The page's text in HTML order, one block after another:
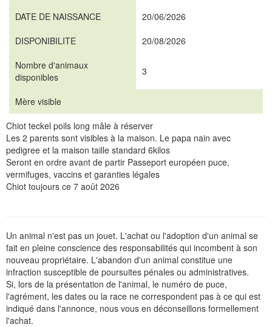
DATE DE NAISSANCE
20/06/2026
DISPONIBILITE
20/08/2026
Nombre d'animaux
disponibles
3
Mère visible
Chiot teckel poils long mâle à réserver
Les 2 parents sont visibles à la maison. Le papa nain avec
pedigree et la maison taille standard 6kilos
Seront en ordre avant de partir Passeport européen puce,
vermifuges, vaccins et garanties légales
Chiot toujours ce 7 août 2026
Un animal n'est pas un jouet. L'achat ou l'adoption d'un animal se
fait en pleine conscience des responsabilités qui incombent à son
nouveau propriétaire. L'abandon d'un animal constitue une
infraction susceptible de poursuites pénales ou administratives.
Si, lors de la présentation de l'animal, le numéro de puce,
l'agrément, les dates ou la race ne correspondent pas à ce qui est
indiqué dans l'annonce, nous vous en déconseillons formellement
l'achat.